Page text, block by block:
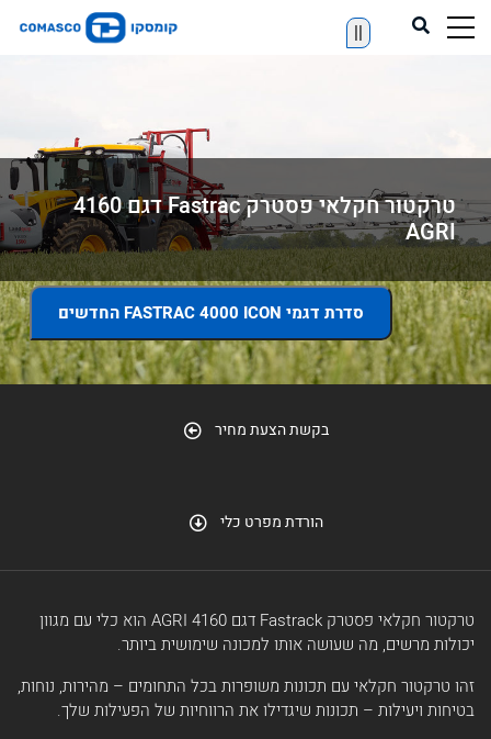
||
טרקטור חקלאי פסטרק Fastrac דגם 4160
AGRI
סדרת דגמי FASTRAC 4000 ICON החדשים
בקשת הצעת מחיר
הורדת מפרט כלי
טרקטור חקלאי פסטרק Fastrack דגם 4160 AGRI הוא כלי עם מגוון
יכולות מרשים, מה שעושה אותו למכונה שימושית ביותר.
זהו טרקטור חקלאי עם תכונות משופרות בכל התחומים – מהירות, נוחות,
בטיחות ויעילות – תכונות שיגדילו את הרווחיות של הפעילות שלך.